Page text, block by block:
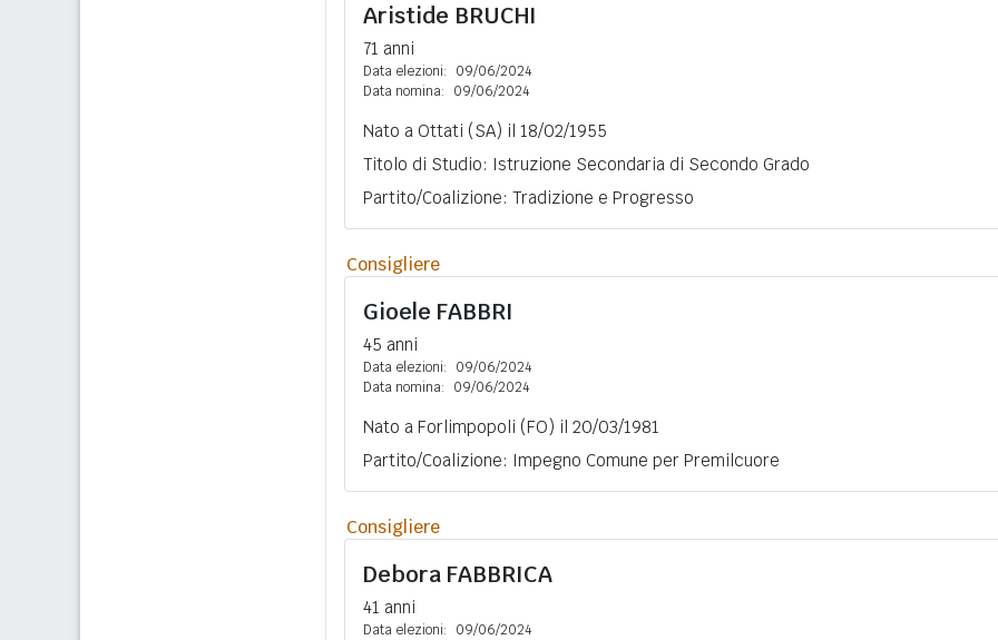
Aristide BRUCHI
71 anni
Data elezioni:
09/06/2024
Data nomina:
09/06/2024
Nato a Ottati (SA) il 18/02/1955
Titolo di Studio: Istruzione Secondaria di Secondo Grado
Partito/Coalizione: Tradizione e Progresso
Consigliere
Gioele FABBRI
45 anni
Data elezioni:
09/06/2024
Data nomina:
09/06/2024
Nato a Forlimpopoli (FO) il 20/03/1981
Partito/Coalizione: Impegno Comune per Premilcuore
Consigliere
Debora FABBRICA
41 anni
Data elezioni:
09/06/2024